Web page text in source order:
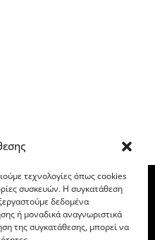
τεχνολογίες όπως cookies
συσκευών. Η συγκατάθεση
δεδομένα
ή μοναδικά αναγνωριστικά
της συγκατάθεσης, μπορεί να